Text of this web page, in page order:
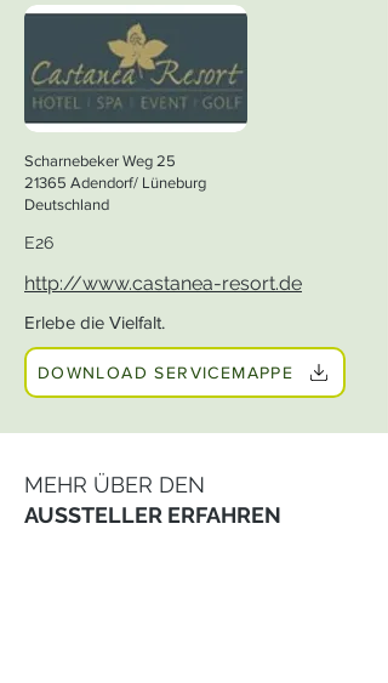
Scharnebeker Weg 25
21365 Adendorf/ Lüneburg
Deutschland
E26
http://www.castanea-resort.de
Erlebe die Vielfalt.
DOWNLOAD SERVICEMAPPE
MEHR ÜBER DEN
AUSSTELLER ERFAHREN